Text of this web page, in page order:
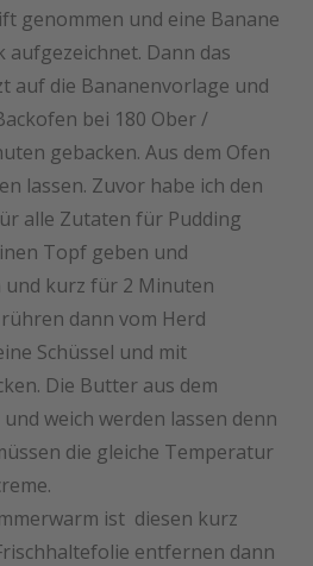
genommen und eine Banane
aufgezeichnet. Dann das
auf die Bananenvorlage und
bei 180 Ober /
gebacken. Aus dem Ofen
lassen. Zuvor habe ich den
alle Zutaten für Pudding
Topf geben und
kurz für 2 Minuten
dann vom Herd
Schüssel und mit
Die Butter aus dem
weich werden lassen denn
die gleiche Temperatur
ist diesen kurz
entfernen dann